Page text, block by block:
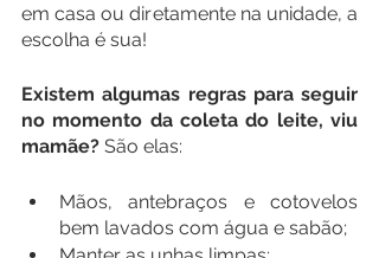
em casa ou diretamente na unidade, a
escolha é sua!
Existem algumas regras para seguir
no momento da coleta do leite, viu
mamãe? São elas:
Mãos, antebraços e cotovelos
bem lavados com água e sabão;